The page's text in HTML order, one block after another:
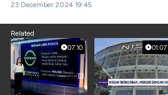
23 December 2024 19:45
Related
07:10 01:07